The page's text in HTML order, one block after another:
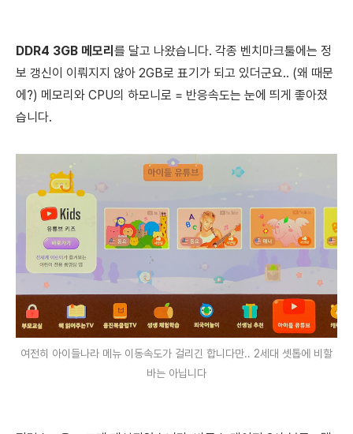
DDR4 3GB 메모리 를 달고 나왔습니다. 각종 벤치마크툴에는 정
보 갱신이 이뤄지지 않아 2GB로 표기가 되고 있더군요.. (왜 때문
에?) 메모리와 CPU의 하모니로 = 반응속도는 눈에 띄게 좋아졌
습니다.
여전히 아이들나라 메뉴 이동속도가 걸리긴 합니다만.. 2세대 셋톱에 비할
바는 아닙니다